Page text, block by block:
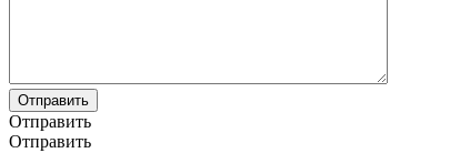
Отправить
Отправить